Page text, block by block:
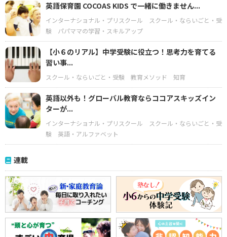
英語保育園 COCOAS KIDS で一緒に働きません...
インターナショナル・プリスクール
スクール・ならいごと・受
験
パパママの学習・スキルアップ
【小６のリアル】中学受験に役立つ！思考力を育てる
習い事...
スクール・ならいごと・受験 教育メソッド 知育
英語以外も！グローバル教育ならココアスキッズイン
ターが...
インターナショナル・プリスクール
スクール・ならいごと・受
験
英語・アルファベット
連載